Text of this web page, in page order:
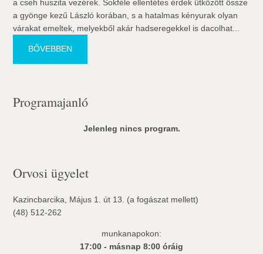
a cseh huszita vezérek. Sokféle ellentétes érdek ütközött össze
a gyönge kezű László korában, s a hatalmas kényurak olyan
várakat emeltek, melyekből akár hadseregekkel is dacolhat...
BŐVEBBEN
Programajanló
Jelenleg nincs program.
Orvosi ügyelet
Kazincbarcika, Május 1. út 13. (a fogászat mellett)
(48) 512-262
munkanapokon:
17:00 - másnap 8:00 óráig